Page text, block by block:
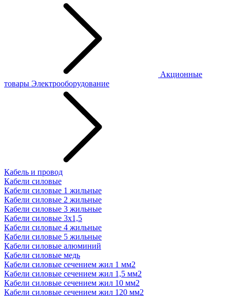
Акционные
товары Электрооборудование
Кабель и провод
Кабели силовые
Кабели силовые 1 жильные
Кабели силовые 2 жильные
Кабели силовые 3 жильные
Кабели силовые 3х1,5
Кабели силовые 4 жильные
Кабели силовые 5 жильные
Кабели силовые алюминий
Кабели силовые медь
Кабели силовые сечением жил 1 мм2
Кабели силовые сечением жил 1,5 мм2
Кабели силовые сечением жил 10 мм2
Кабели силовые сечением жил 120 мм2